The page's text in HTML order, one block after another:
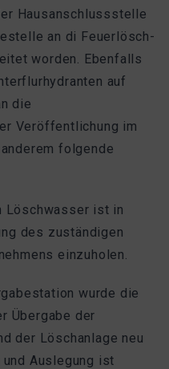
Hausanschlussstelle
an di Feuerlösch-
worden. Ebenfalls
auf
die
Veröffentlichung im
folgende
Löschwasser ist in
des zuständigen
einzuholen.
wurde die
Übergabe der
der Löschanlage neu
Auslegung ist